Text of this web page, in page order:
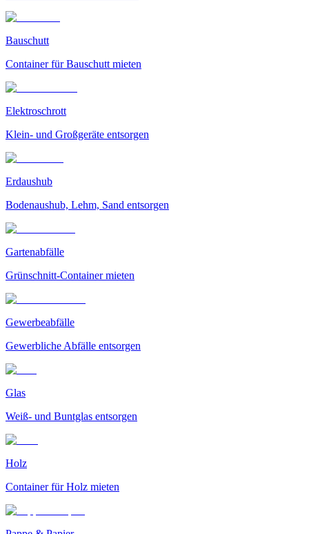
Bauschutt
Container für Bauschutt mieten
Elektroschrott
Klein- und Großgeräte entsorgen
Erdaushub
Bodenaushub, Lehm, Sand entsorgen
Gartenabfälle
Grünschnitt-Container mieten
Gewerbeabfälle
Gewerbliche Abfälle entsorgen
Glas
Weiß- und Buntglas entsorgen
Holz
Container für Holz mieten